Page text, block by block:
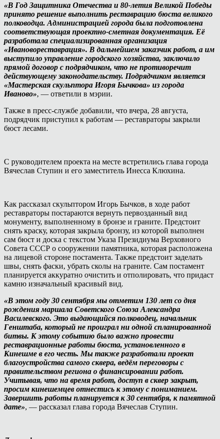
«В Год Защитника Отечества и 80-летия Великой Победы
принято решение выполнить реставрацию бюста великого
полководца. Администрацией города была подготовлена
соответствующая проектно-сметная документация. Её
разработала специализированная организация
«Ивановореставрация». В дальнейшем заказчик работ, а им
выступило управление городского хозяйства, заключило
прямой договор с подрядчиком, что не противоречит
действующему законодательству. Подрядчиком является
«Мастерская скульптора Игоря Бычкова» из города
Иваново», — ответили в мэрии.
Также в пресс-службе добавили, что вчера, 28 августа,
подрядчик приступил к работам — реставраторы закрыли
бюст лесами.
С руководителем проекта на месте встретились глава города
Вячеслав Ступин и его заместитель Инесса Клюхина.
Как рассказал скульптором Игорь Бычков, в ходе работ
реставраторы постараются вернуть первозданный вид
монументу, выполненному в бронзе и граните. Предстоит
снять краску, которая закрыла бронзу, из которой выполнен
сам бюст и доска с текстом Указа Президиума Верховного
Совета СССР о сооружении памятника, которая расположена
на лицевой стороне постамента. Также предстоит заделать
швы, снять фаски, убрать сколы на граните. Сам постамент
планируется аккуратно очистить и отполировать, что придаст
камню изначальный красивый вид.
«В этом году 30 сентября мы отметим 130 лет со дня
рождения маршала Советского Союза Александра
Василевского. Это выдающийся полководец, начальник
Генштаба, который не проиграл ни одной спланированной
битвы. К этому событию было важно провести
реставрационные работы бюста, установленного в
Кинешме в его честь. Мы также разработали проект
благоустройства самого сквера, ведём переговоры с
правительством региона о финансировании работ.
Учитывая, что на время работ, доступ в сквер закрыт,
просим кинешемцев отнестись к этому с пониманием.
Завершить работы планируется к 30 сентября, к памятной
дате», — рассказал глава города Вячеслав Ступин.